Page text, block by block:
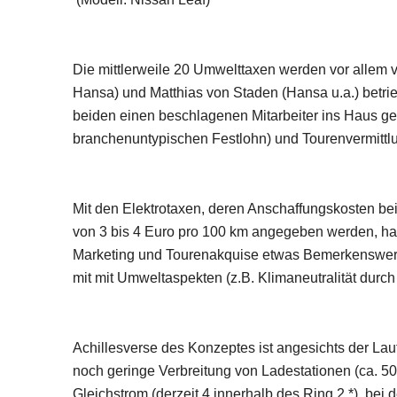
Die mittlerweile 20 Umwelttaxen werden vor allem
Hansa) und Matthias von Staden (Hansa u.a.)
beiden einen beschlagenen Mitarbeiter ins Haus
branchenuntypischen Festlohn) und
Mit den Elektrotaxen, deren Anschaffungskosten
von 3 bis 4 Euro pro 100 km angegeben werden,
Marketing und Tourenakquise etwas
mit mit Umweltaspekten (z.B. Klimaneutralität
Achillesverse des Konzeptes ist angesichts der
noch geringe Verbreitung von Ladestationen (ca.